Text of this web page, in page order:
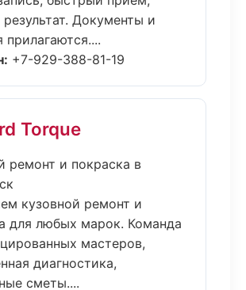
Документы и
прилагаются....
+7-929-388-81-19
Torque
ремонт и покраска в
кузовной ремонт и
для любых марок. Команда
мастеров,
диагностика,
сметы....